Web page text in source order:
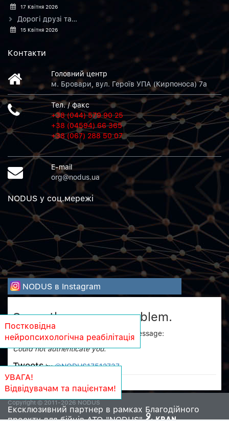
17 Квітня 2026
Дорогі друзі та…
15 Квітня 2026
Контакти
Головний центр
м. Бровари, вул. Героїв УПА (Кирпоноса) 7а
Тел. / факс
+38 (044) 579 90 25
+38 (04594) 66 365
+38 (067) 288 50 07
E-mail
org@nodus.ua
NODUS у соц.мережi
NODUS в Instagram
Sorry, there was a problem.
Twitter returned the following error message:
Could not authenticate you.
Tweets by @NODUS17512737
Copyright © 2011-2026 NODUS
Ексклюзивний партнер в рамках Благодійного
Постковідна
нейропсихологічна реабілітація
УВАГА!
Відвідувачам та пацієнтам!